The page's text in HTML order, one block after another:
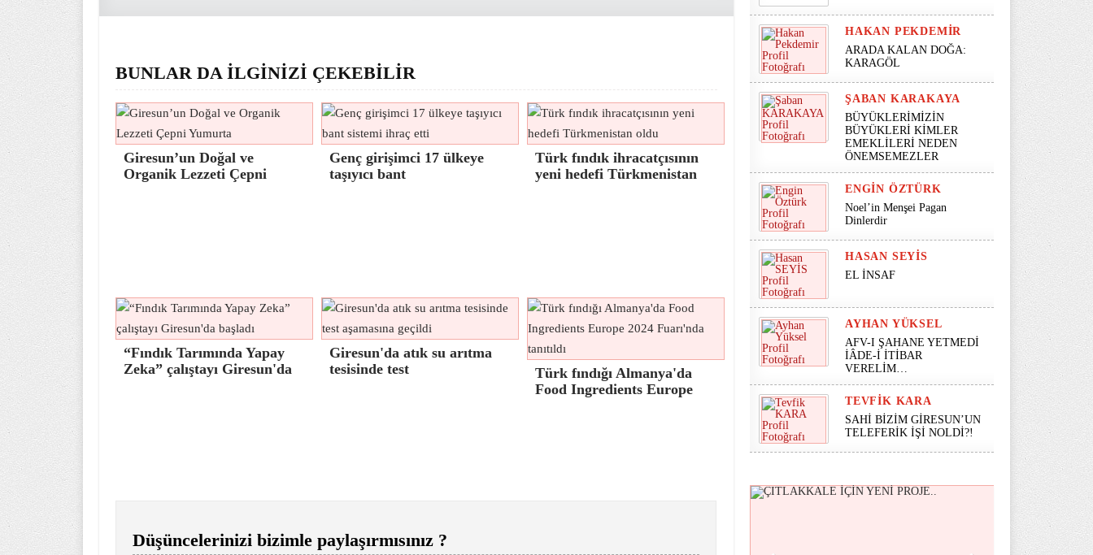
BUNLAR DA İLGİNİZİ ÇEKEBİLİR
Giresun’un Doğal ve
Organik Lezzeti Çepni
Genç girişimci 17 ülkeye
taşıyıcı bant
Türk fındık ihracatçısının
yeni hedefi Türkmenistan
“Fındık Tarımında Yapay
Zeka” çalıştayı Giresun'da
Giresun'da atık su arıtma
tesisinde test
Türk fındığı Almanya'da
Food Ingredients Europe
Düşüncelerinizi bizimle paylaşırmısınız ?
HAKAN PEKDEMIR
ARADA KALAN DOĞA:
KARAGÖL
ŞABAN KARAKAYA
BÜYÜKLERİMİZİN
BÜYÜKLERİ KİMLER
EMEKLİLERİ NEDEN
ÖNEMSEMEZLER
ENGIN ÖZTÜRK
Noel’in Menşei Pagan
Dinlerdir
HASAN SEYİS
EL İNSAF
AYHAN YÜKSEL
AFV-I ŞAHANE YETMEDİ
İÂDE-İ İTİBAR
VERELİM…
TEVFIK KARA
SAHİ BİZİM GİRESUN’UN
TELEFERİK İŞİ NOLDİ?!